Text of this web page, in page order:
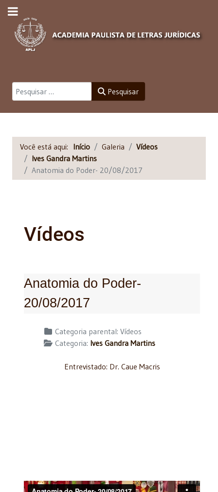
Pesquisar Pesquisar
Você está aqui: Início Galeria
Vídeos
Ives Gandra Martins
Anatomia do Poder- 20/08/2017
Vídeos
Anatomia do Poder-
20/08/2017
Detalhes Categoria parental: Vídeos
Categoria: Ives Gandra Martins
Entrevistado: Dr. Caue Macris